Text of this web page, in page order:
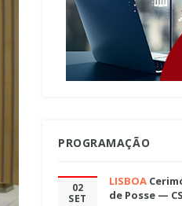
PROGRAMAÇÃO
02
SET
LISBOA
de Posse —